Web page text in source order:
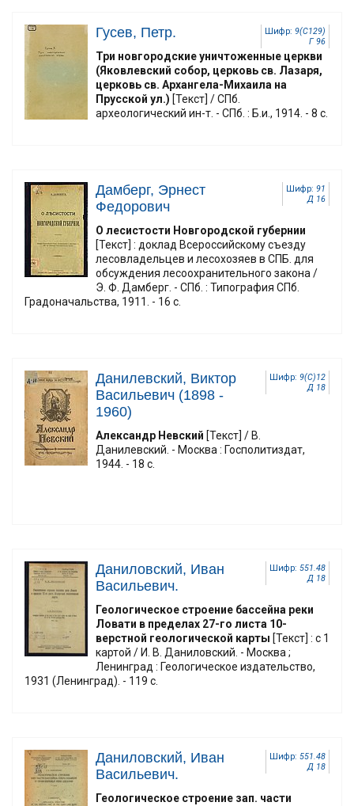
Шифр: 9(С129)
Г 96
Гусев, Петр.
Три новгородские уничтоженные церкви
(Яковлевский собор, церковь св. Лазаря,
церковь св. Архангела-Михаила на
Прусской ул.) [Текст] / СПб.
археологический ин-т. - СПб. : Б.и., 1914. - 8 с.
Шифр: 91
Д 16
Дамберг, Эрнест
Федорович
О лесистости Новгородской губернии
[Текст] : доклад Всероссийскому съезду
лесовладельцев и лесохозяев в СПБ. для
обсуждения лесоохранительного закона /
Э. Ф. Дамберг. - СПб. : Типография СПб.
Градоначальства, 1911. - 16 с.
Шифр: 9(С)12
Д 18
Данилевский, Виктор
Васильевич (1898 -
1960)
Александр Невский [Текст] / В.
Данилевский. - Москва : Госполитиздат,
1944. - 18 с.
Шифр: 551.48
Д 18
Даниловский, Иван
Васильевич.
Геологическое строение бассейна реки
Ловати в пределах 27-го листа 10-
верстной геологической карты [Текст] : с 1
картой / И. В. Даниловский. - Москва ;
Ленинград : Геологическое издательство,
1931 (Ленинград). - 119 с.
Шифр: 551.48
Д 18
Даниловский, Иван
Васильевич.
Геологическое строение зап. части